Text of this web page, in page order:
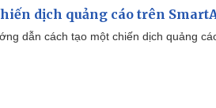
dịch quảng cáo trên
dẫn cách tạo một chiến dịch quảng